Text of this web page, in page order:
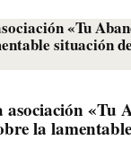
asociación «Tu
la